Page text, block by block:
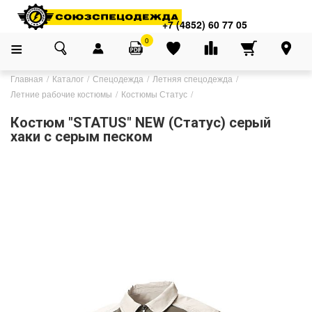
+7 (4852) 60 77 05
0
Главная Каталог Спецодежда
Летняя спецодежда
Летние рабочие костюмы
Костюмы Статус
Костюм "STATUS" NEW (Статус) серый
хаки с серым песком